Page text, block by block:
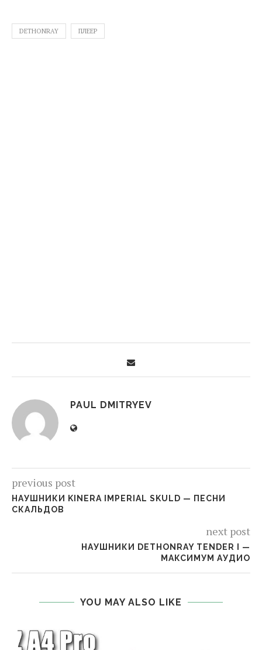
DETHONRAY ПЛЕЕР
PAUL DMITRYEV
previous post
НАУШНИКИ KINERA IMPERIAL SKULD — ПЕСНИ
СКАЛЬДОВ
next post
НАУШНИКИ DETHONRAY TENDER I —
МАКСИМУМ АУДИО
YOU MAY ALSO LIKE